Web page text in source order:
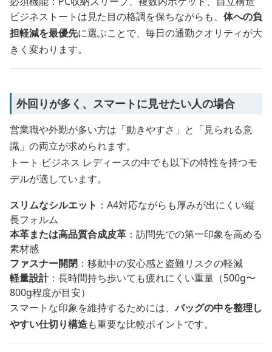
ビジネストートは見た目の格調を保ちながらも、 体への負
担軽減を最優先に選ぶことで、毎日の通勤クオリティが大
きく変わります。
外回りが多く、スマートに見せたい人の場合
営業職や外勤が多い方は「動きやすさ」と「見られる意
識」の両立が求められます。
トート ビジネス レディースの中でも以下の特性を持つモ
デルが適しています。
スリムなシルエット ：A4対応ながらも厚みが出にくい縦
長フォルム
本革または高品質合成皮革 ：訪問先での第一印象を高める
素材感
ファスナー開閉 ：移動中の安心感と盗難リスクの軽減
軽量設計：長時間持ち歩いても疲れにくい重量（500g〜
800g程度が目安）
スマートな印象を維持するためには、バッグの中を整理し
やすい仕切り構造も重要な比較ポイントです。